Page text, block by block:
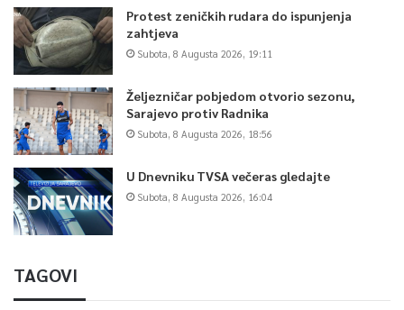
Protest zeničkih rudara do ispunjenja
zahtjeva
Subota, 8 Augusta 2026, 19:11
Željezničar pobjedom otvorio sezonu,
Sarajevo protiv Radnika
Subota, 8 Augusta 2026, 18:56
U Dnevniku TVSA večeras gledajte
Subota, 8 Augusta 2026, 16:04
TAGOVI